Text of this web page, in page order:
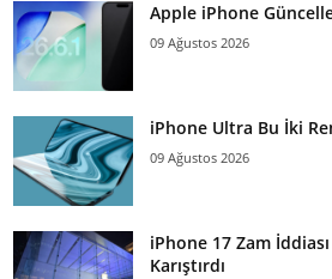
Apple iPhone
09 Ağustos 2026
iPhone Ultra Bu İki
09 Ağustos 2026
iPhone 17 Zam
Karıştırdı